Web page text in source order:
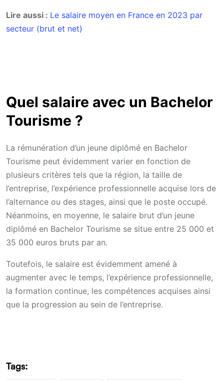
Lire aussi : Le salaire moyen en France en 2023 par
secteur (brut et net)
Quel salaire avec un Bachelor
Tourisme ?
La rémunération d’un jeune diplômé en Bachelor
Tourisme peut évidemment varier en fonction de
plusieurs critères tels que la région, la taille de
l’entreprise, l’expérience professionnelle acquise lors de
l’alternance ou des stages, ainsi que le poste occupé.
Néanmoins, en moyenne, le salaire brut d’un jeune
diplômé en Bachelor Tourisme se situe entre 25 000 et
35 000 euros bruts par an.
Toutefois, le salaire est évidemment amené à
augmenter avec le temps, l’expérience professionnelle,
la formation continue, les compétences acquises ainsi
que la progression au sein de l’entreprise.
Tags: